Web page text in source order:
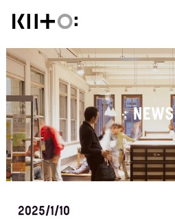
NEWS
2025/1/10